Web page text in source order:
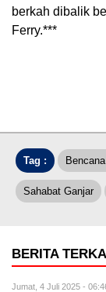
berkah dibalik
Ferry.***
Tag :
Sahabat Ganjar
BERITA
Jumat, 4 Juli 2025 -